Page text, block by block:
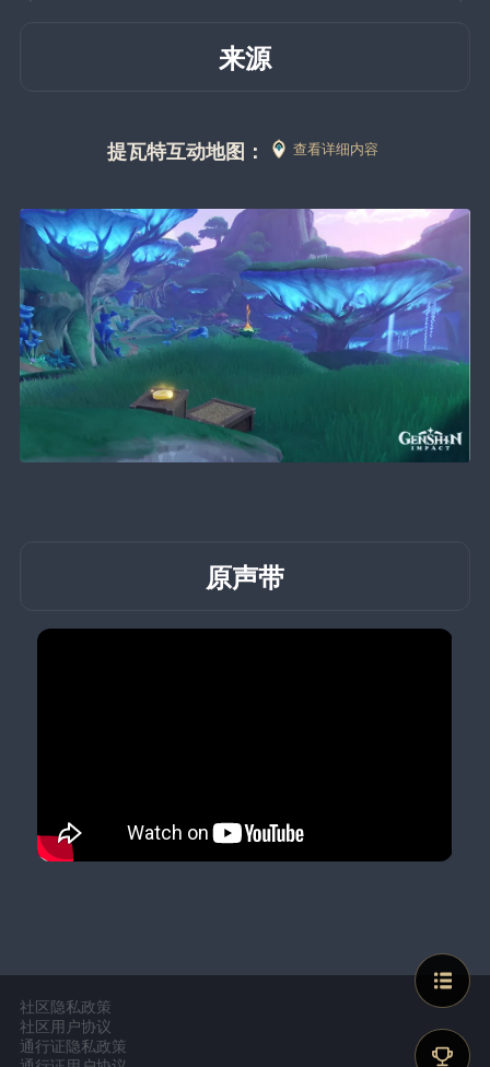
来源
提瓦特互动地图： 查看详细内容
原声带
社区隐私政策
社区用户协议
通行证隐私政策